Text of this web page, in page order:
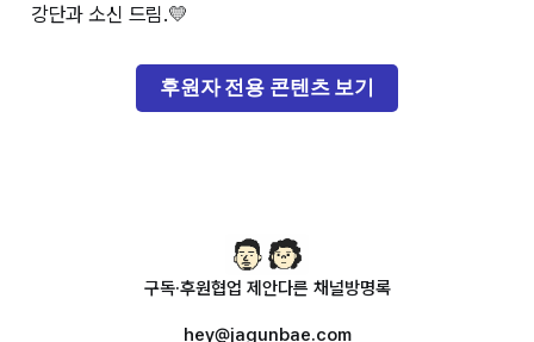
강단과 소신 드림.💛
후원자 전용 콘텐츠 보기
구독·후원협업 제안다른 채널방명록
hey@jagunbae.com